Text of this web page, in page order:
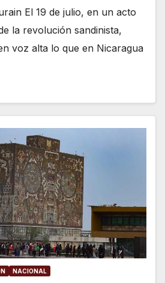
El 19 de julio, en un acto
la revolución sandinista,
voz alta lo que en Nicaragua
NACIONAL